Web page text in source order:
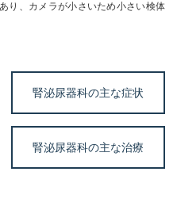
り、カメラが小さいため小さい検体
腎泌尿器科の主な症状
腎泌尿器科の主な治療